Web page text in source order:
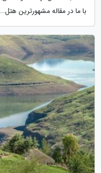
با ما در مقاله مشهورترین هتل...